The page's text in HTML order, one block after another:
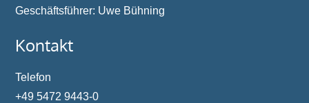
Geschäftsführer: Uwe Bühning
Kontakt
Telefon
+49 5472 9443-0